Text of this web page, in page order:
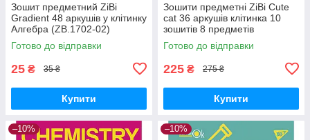
Зошит предметний ZiBi
Gradient 48 аркушів у клітинку
Алгебра (ZB.1702-02)
Готово до відправки
25 ₴ 35 ₴
Купити
Зошити предметні ZiBi Cute
cat 36 аркушів клітинка 10
зошитів 8 предметів
(ZB.1731-99)
Готово до відправки
225 ₴ 275 ₴
Купити
–10% –10%